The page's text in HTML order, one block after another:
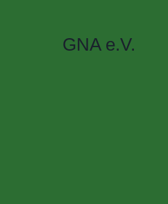
GNA e.V.